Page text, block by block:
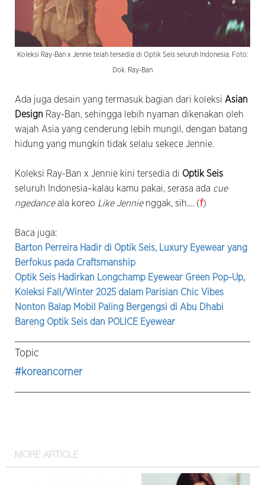
Koleksi Ray-Ban x Jennie telah tersedia di Optik Seis seluruh Indonesia. Foto:
Dok. Ray-Ban
Ada juga desain yang termasuk bagian dari koleksi Asian
Design Ray-Ban, sehingga lebih nyaman dikenakan oleh
wajah Asia yang cenderung lebih mungil, dengan batang
hidung yang mungkin tidak selalu sekece Jennie.
Koleksi Ray-Ban x Jennie kini tersedia di Optik Seis
seluruh Indonesia–kalau kamu pakai, serasa ada cue
ngedanceala koreo Like Jennienggak, sih.... (f)
Baca juga:
Barton Perreira Hadir di Optik Seis, Luxury Eyewear yang
Berfokus pada Craftsmanship
Optik Seis Hadirkan Longchamp Eyewear Green Pop-Up,
Koleksi Fall/Winter 2025 dalam Parisian Chic Vibes
Nonton Balap Mobil Paling Bergengsi di Abu Dhabi
Bareng Optik Seis dan POLICE Eyewear
Topic
#koreancorner
MORE ARTICLE